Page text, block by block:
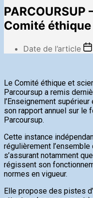
Comité
Date de l’article
Le Comité éthique et
Parcoursup a remis
l’Enseignement
son rapport annuel sur le
Parcoursup.
Cette instance
régulièrement
s’assurant notamment
régissent son
normes en vigueur.
Elle propose des pistes